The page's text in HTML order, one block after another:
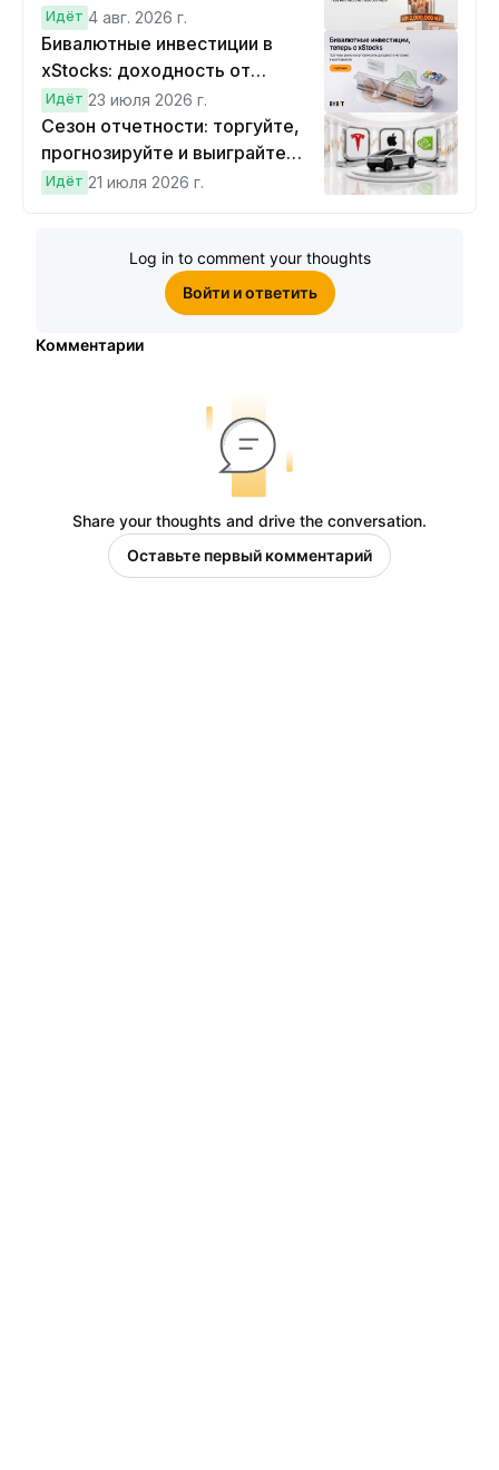
Идёт 4 авг. 2026 г.
Бивалютные инвестиции в
xStocks: доходность от
прогнозов
Идёт 23 июля 2026 г.
Сезон отчетности: торгуйте,
прогнозируйте и выиграйте
Cybertruck!
Идёт 21 июля 2026 г.
Log in to comment your thoughts
Войти и ответить
Комментарии
Share your thoughts and drive the conversation.
Оставьте первый комментарий